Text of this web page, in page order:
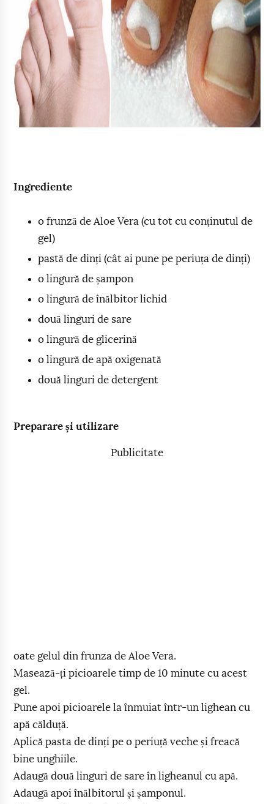
Ingrediente
o frunză de Aloe Vera (cu tot cu conținutul de
gel)
pastă de dinți (cât ai pune pe periuța de dinți)
o lingură de șampon
o lingură de înălbitor lichid
două linguri de sare
o lingură de glicerină
o lingură de apă oxigenată
două linguri de detergent
Preparare și utilizare
Publicitate
oate gelul din frunza de Aloe Vera.
Masează-ți picioarele timp de 10 minute cu acest
gel.
Pune apoi picioarele la înmuiat într-un lighean cu
apă călduță.
Aplică pasta de dinți pe o periuță veche și freacă
bine unghiile.
Adaugă două linguri de sare în ligheanul cu apă.
Adaugă apoi înălbitorul și șamponul.